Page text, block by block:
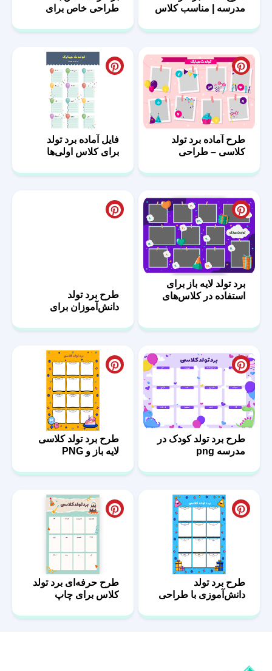
مدرسه | مناسب کلاس
طراحی خاص برای
طرح آماده برد تولد
کلاسی – طراحی
فایل آماده برد تولد
برای کلاس اولی‌ها
برد تولد لایه باز برای
استفاده در کلاس‌های
دانش‌آموزان برای
معلمان خلاق
طرح برد تولد کودک در
مدرسه png
طرح برد تولد کلاسی
لایه باز و PNG
طرح برد تولد
دانش‌آموزی با طراحی
کودکانه
طرح حرفه‌ای برد تولد
کلاس برای چاپ